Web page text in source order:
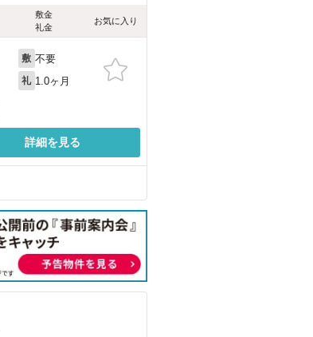
敷金
礼金
お気に入り
敷 不要
礼 1.0ヶ月
詳細を見る